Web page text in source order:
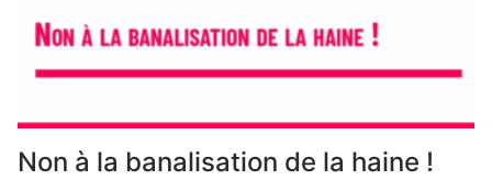
Non à la banalisation de la haine !